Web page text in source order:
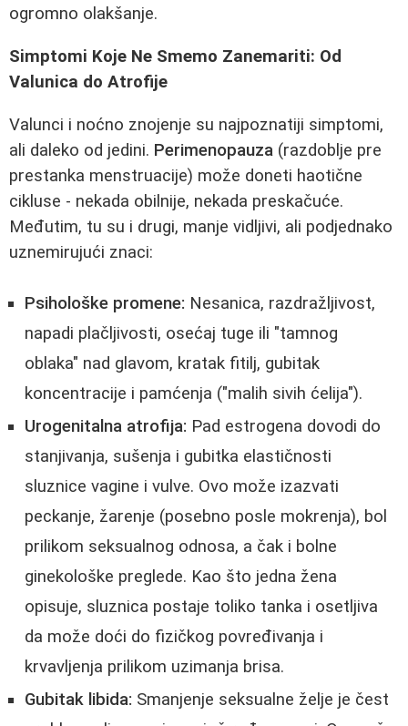
ogromno olakšanje.
Simptomi Koje Ne Smemo Zanemariti: Od
Valunica do Atrofije
Valunci i noćno znojenje su najpoznatiji simptomi,
ali daleko od jedini. Perimenopauza (razdoblje pre
prestanka menstruacije) može doneti haotične
cikluse - nekada obilnije, nekada preskačuće.
Međutim, tu su i drugi, manje vidljivi, ali podjednako
uznemirujući znaci:
Psihološke promene: Nesanica, razdražljivost,
napadi plačljivosti, osećaj tuge ili "tamnog
oblaka" nad glavom, kratak fitilj, gubitak
koncentracije i pamćenja ("malih sivih ćelija").
Urogenitalna atrofija: Pad estrogena dovodi do
stanjivanja, sušenja i gubitka elastičnosti
sluznice vagine i vulve. Ovo može izazvati
peckanje, žarenje (posebno posle mokrenja), bol
prilikom seksualnog odnosa, a čak i bolne
ginekološke preglede. Kao što jedna žena
opisuje, sluznica postaje toliko tanka i osetljiva
da može doći do fizičkog povređivanja i
krvavljenja prilikom uzimanja brisa.
Gubitak libida: Smanjenje seksualne želje je čest